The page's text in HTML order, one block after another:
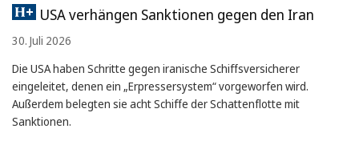
USA verhängen Sanktionen gegen den Iran
30. Juli 2026
Die USA haben Schritte gegen iranische Schiffsversicherer
eingeleitet, denen ein „Erpressersystem“ vorgeworfen wird.
Außerdem belegten sie acht Schiffe der Schattenflotte mit
Sanktionen.